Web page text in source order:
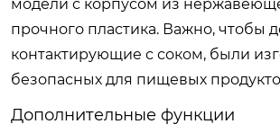
модели с корпусом из
прочного пластика. Важно, чтобы
контактирующие с соком, были
безопасных для пищевых
Дополнительные функции